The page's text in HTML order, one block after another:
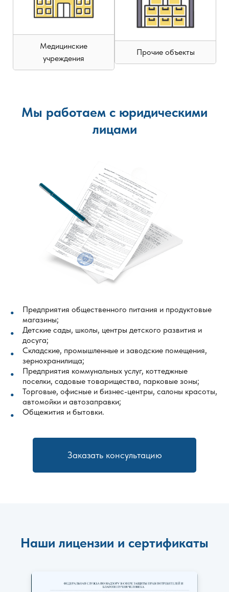
Медицинские
учреждения
Прочие объекты
Мы работаем с юридическими
лицами
Предприятия общественного питания и продуктовые
магазины;
Детские сады, школы, центры детского развития и
досуга;
Складские, промышленные и заводские помещения,
зернохранилища;
Предприятия коммунальных услуг, коттеджные
поселки, садовые товарищества, парковые зоны;
Торговые, офисные и бизнес-центры, салоны красоты,
автомойки и автозаправки;
Общежития и бытовки.
Заказать консультацию
Наши лицензии и сертификаты